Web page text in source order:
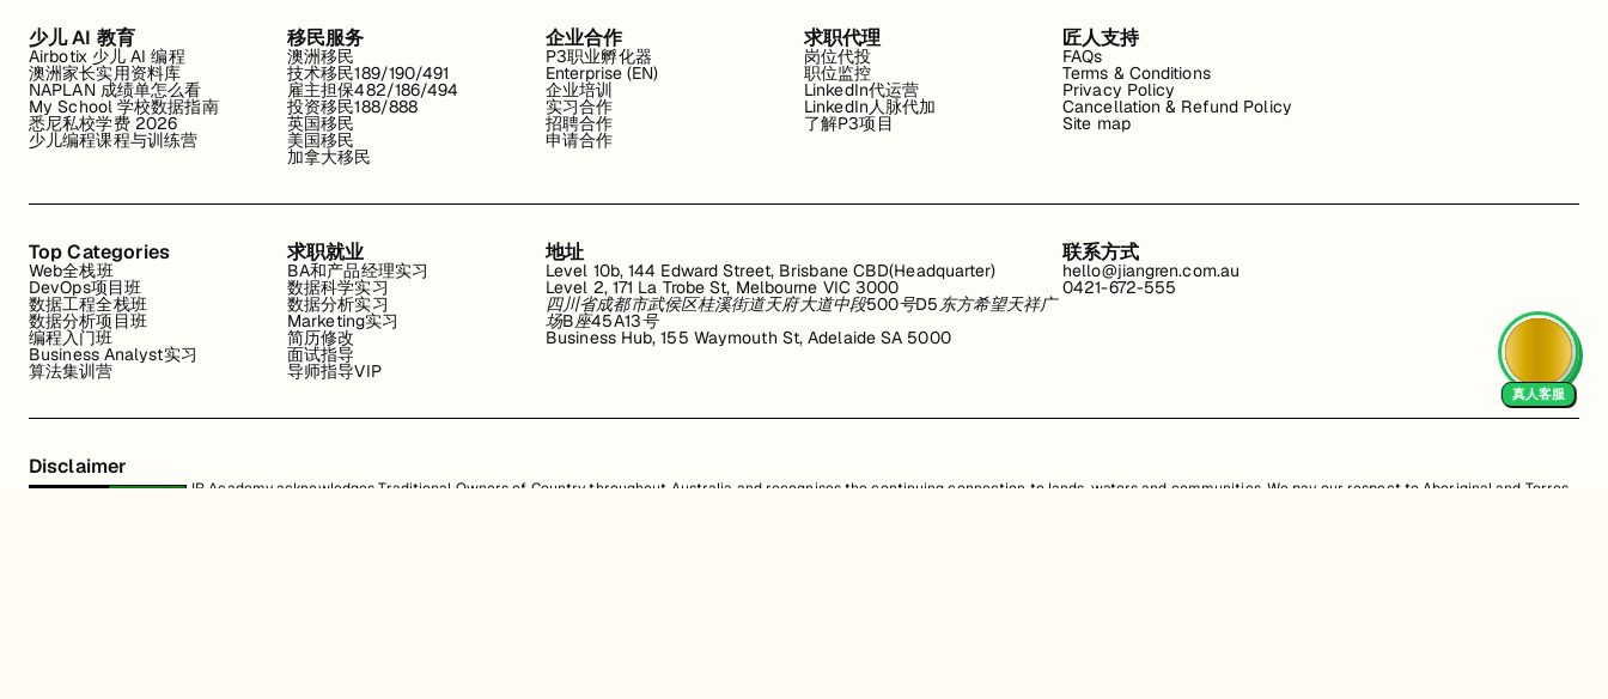
少儿 AI 教育
Airbotix 少儿 AI 编程
澳洲家长实用资料库
NAPLAN 成绩单怎么看
My School 学校数据指南
悉尼私校学费 2026
少儿编程课程与训练营
移民服务
澳洲移民
技术移民189/190/491
雇主担保482/186/494
投资移民188/888
英国移民
美国移民
加拿大移民
企业合作
P3职业孵化器
Enterprise (EN)
企业培训
实习合作
招聘合作
申请合作
求职代理
岗位代投
职位监控
LinkedIn代运营
LinkedIn人脉代加
了解P3项目
匠人支持
FAQs
Terms & Conditions
Privacy Policy
Cancellation & Refund Policy
Site map
Top Categories
Web全栈班
DevOps项目班
数据工程全栈班
数据分析项目班
编程入门班
Business Analyst实习
算法集训营
求职就业
BA和产品经理实习
数据科学实习
数据分析实习
Marketing实习
简历修改
面试指导
导师指导VIP
地址
Level 10b, 144 Edward Street, Brisbane CBD(Headquarter)
Level 2, 171 La Trobe St, Melbourne VIC 3000
四川省成都市武侯区桂溪街道天府大道中段500号D5东方希望天祥广
场B座45A13号
Business Hub, 155 Waymouth St, Adelaide SA 5000
联系方式
hello@jiangren.com.au
0421-672-555
Disclaimer
JR Academy acknowledges Traditional Owners of Country throughout Australia and recognises the continuing connection to lands, waters and communities. We pay our respect to Aboriginal and Torres
真人客服